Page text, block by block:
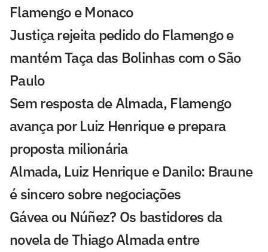
Flamengo e Monaco
Justiça rejeita pedido do Flamengo e
mantém Taça das Bolinhas com o São
Paulo
Sem resposta de Almada, Flamengo
avança por Luiz Henrique e prepara
proposta milionária
Almada, Luiz Henrique e Danilo: Braune
é sincero sobre negociações
Gávea ou Núñez? Os bastidores da
novela de Thiago Almada entre